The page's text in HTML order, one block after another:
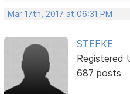
Mar 17th, 2017 at 06:31 PM
STEFKE
Registered
687 posts